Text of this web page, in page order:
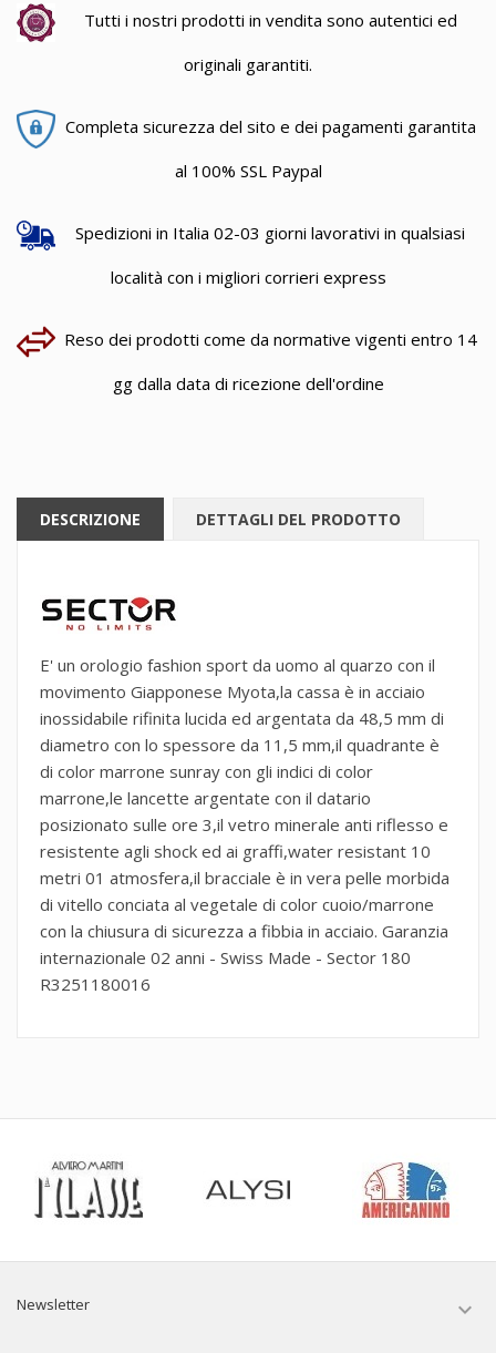
Tutti i nostri prodotti in vendita sono autentici ed
originali garantiti.
Completa sicurezza del sito e dei pagamenti garantita
al 100% SSL Paypal
Spedizioni in Italia 02-03 giorni lavorativi in qualsiasi
località con i migliori corrieri express
Reso dei prodotti come da normative vigenti entro 14
gg dalla data di ricezione dell'ordine
DESCRIZIONE DETTAGLI DEL PRODOTTO
E' un orologio fashion sport da uomo al quarzo con il
movimento Giapponese Myota,la cassa è in acciaio
inossidabile rifinita lucida ed argentata da 48,5 mm di
diametro con lo spessore da 11,5 mm,il quadrante è
di color marrone sunray con gli indici di color
marrone,le lancette argentate con il datario
posizionato sulle ore 3,il vetro minerale anti riflesso e
resistente agli shock ed ai graffi,water resistant 10
metri 01 atmosfera,il bracciale è in vera pelle morbida
di vitello conciata al vegetale di color cuoio/marrone
con la chiusura di sicurezza a fibbia in acciaio. Garanzia
internazionale 02 anni - Swiss Made - Sector 180
R3251180016
Newsletter 